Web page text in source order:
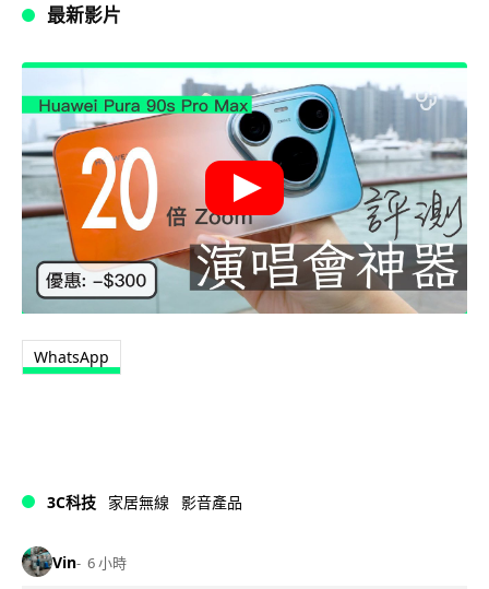
最新影片
WhatsApp
3C科技 家居無線 影音產品
Vin 6 小時